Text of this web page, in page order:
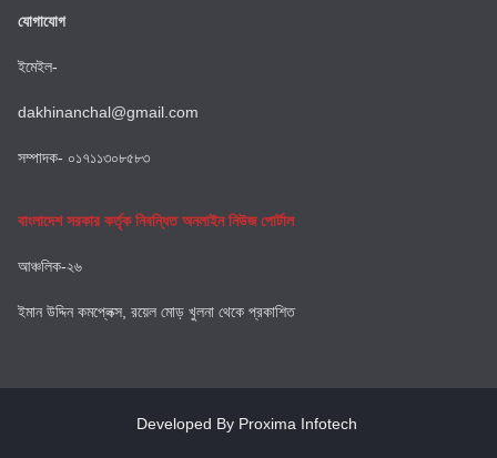
যোগাযোগ
ইমেইল-
dakhinanchal@gmail.com
সম্পাদক- ০১৭১১৩০৮৫৮৩
বাংলাদেশ সরকার কর্তৃক নিবন্ধিত অনলাইন নিউজ পোর্টাল
আঞ্চলিক-২৬
ইমান উদ্দিন কমপ্লেক্স, রয়েল মোড় খুলনা থেকে প্রকাশিত
Developed By Proxima Infotech